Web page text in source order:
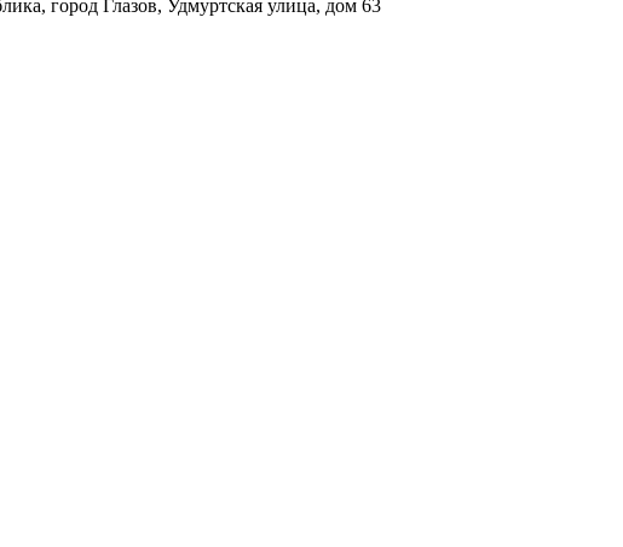
город Глазов, Удмуртская улица, дом 63